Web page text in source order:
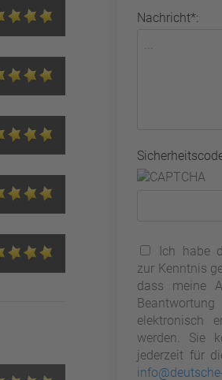
Nachricht*:
Ich habe
zur Kenntnis
dass meine
elektronisch
werden. Sie
jederzeit für